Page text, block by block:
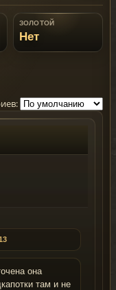
ЗОЛОТОЙ
Нет
она
там и не